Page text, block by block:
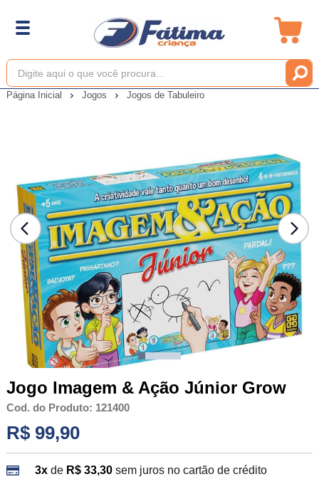
Página Inicial Jogos Jogos de Tabuleiro
Jogo Imagem & Ação Júnior Grow
Cod. do Produto: 121400
R$ 99,90
3xde R$ 33,30 sem juros no cartão de crédito